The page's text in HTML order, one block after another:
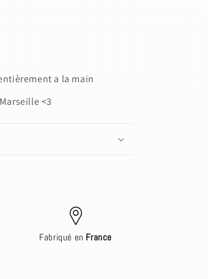
a la main
<3
Fabriqué en France